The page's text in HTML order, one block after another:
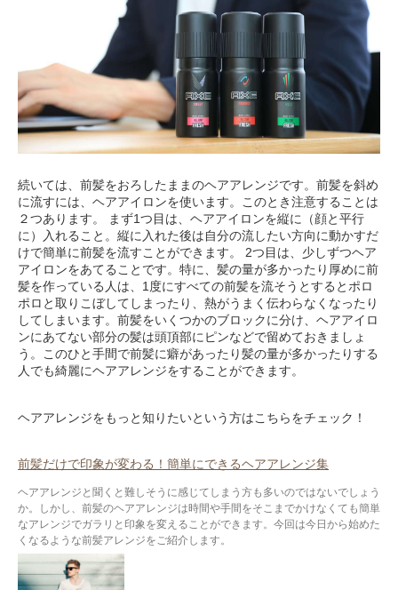
続いては、前髪をおろしたままのヘアアレンジです。前髪を斜め
に流すには、ヘアアイロンを使います。このとき注意することは
２つあります。 まず1つ目は、ヘアアイロンを縦に（顔と平行
に）入れること。縦に入れた後は自分の流したい方向に動かすだ
けで簡単に前髪を流すことができます。 2つ目は、少しずつヘア
アイロンをあてることです。特に、髪の量が多かったり厚めに前
髪を作っている人は、1度にすべての前髪を流そうとするとポロ
ポロと取りこぼしてしまったり、熱がうまく伝わらなくなったり
してしまいます。前髪をいくつかのブロックに分け、ヘアアイロ
ンにあてない部分の髪は頭頂部にピンなどで留めておきましょ
う。このひと手間で前髪に癖があったり髪の量が多かったりする
人でも綺麗にヘアアレンジをすることができます。
ヘアアレンジをもっと知りたいという方はこちらをチェック！
前髪だけで印象が変わる！簡単にできるヘアアレンジ集
ヘアアレンジと聞くと難しそうに感じてしまう方も多いのではないでしょう
か。しかし、前髪のヘアアレンジは時間や手間をそこまでかけなくても簡単
なアレンジでガラリと印象を変えることができます。今回は今日から始めた
くなるような前髪アレンジをご紹介します。